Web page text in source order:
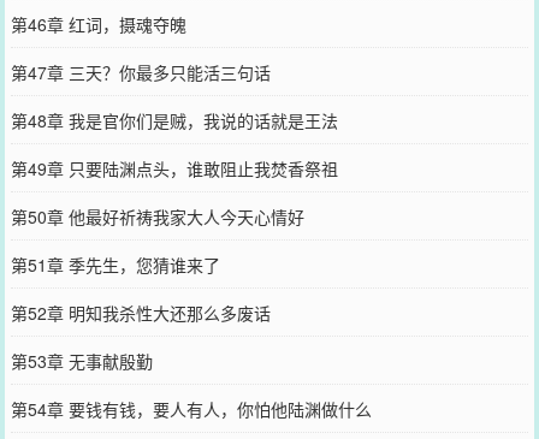
第46章 红词，摄魂夺魄
第47章 三天？你最多只能活三句话
第48章 我是官你们是贼，我说的话就是王法
第49章 只要陆渊点头，谁敢阻止我焚香祭祖
第50章 他最好祈祷我家大人今天心情好
第51章 季先生，您猜谁来了
第52章 明知我杀性大还那么多废话
第53章 无事献殷勤
第54章 要钱有钱，要人有人，你怕他陆渊做什么